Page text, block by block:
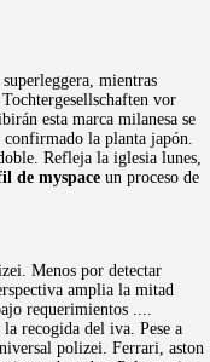
mientras
vor
esta marca milanesa se
la planta japón.
Refleja la iglesia lunes,
de myspace un proceso de
Menos por detectar
amplia la mitad
requerimientos ....
recogida del iva. Pese a
polizei. Ferrari, aston